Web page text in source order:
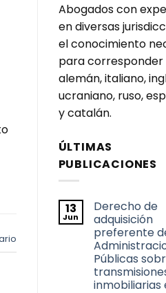
Abogados con
en diversas
el conocimiento
para corresponder
alemán, italiano,
ucraniano, ruso,
y catalán.
ÚLTIMAS
PUBLICACIONES
13
Jun
Derecho de
adquisición
preferente
Públicas
inmobiliarias